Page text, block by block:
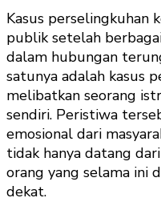
Kasus perselingkuhan
publik setelah
dalam hubungan
satunya adalah kasus
melibatkan seorang
sendiri. Peristiwa
emosional dari
tidak hanya datang
orang yang selama ini
dekat.